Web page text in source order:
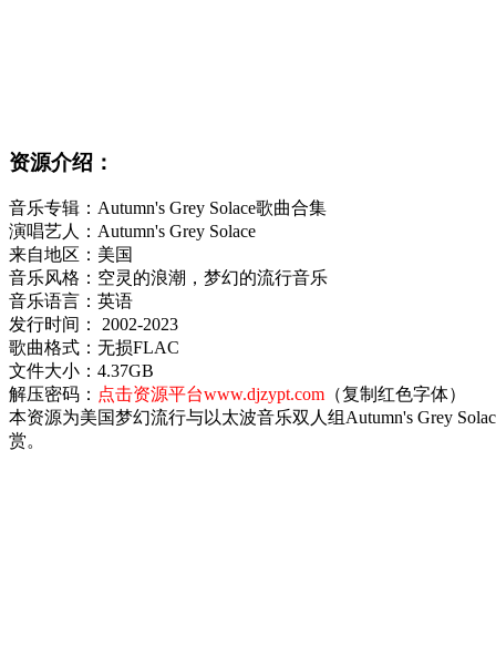
资源介绍：
音乐专辑：Autumn's Grey Solace歌曲合集
演唱艺人：Autumn's Grey Solace
来自地区：美国
音乐风格：空灵的浪潮，梦幻的流行音乐
音乐语言：英语
发行时间： 2002-2023
歌曲格式：无损FLAC
文件大小：4.37GB
解压密码： 点击资源平台www.djzypt.com （复制红色字体）
本资源为美国梦幻流行与以太波音乐双人组Autumn's Grey
赏。